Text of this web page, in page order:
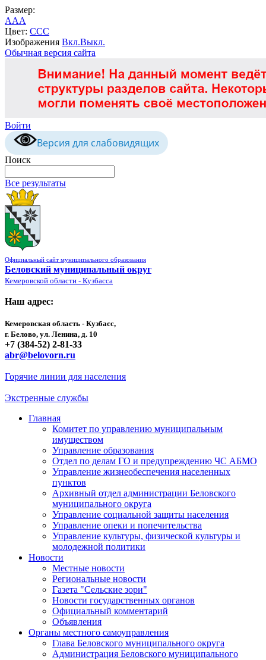
Размер:
AAA
Цвет: CCC
Изображения Вкл.Выкл.
Обычная версия сайта
Войти
Версия для слабовидящих
Поиск
Все результаты
Официальный сайт муниципального образования
Беловский муниципальный округ
Кемеровской области - Кузбасса
Наш адрес:
Кемеровская область - Кузбасс,
г. Белово, ул. Ленина, д. 10
+7 (384-52) 2-81-33
abr@belovorn.ru
Горячие линии для населения
Экстренные службы
Главная
Комитет по управлению муниципальным
имуществом
Управление образования
Отдел по делам ГО и предупреждению ЧС АБМО
Управление жизнеобеспечения населенных
пунктов
Архивный отдел администрации Беловского
муниципального округа
Управление социальной защиты населения
Управление опеки и попечительства
Управление культуры, физической культуры и
молодежной политики
Новости
Местные новости
Региональные новости
Газета "Сельские зори"
Новости государственных органов
Официальный комментарий
Объявления
Органы местного самоуправления
Глава Беловского муниципального округа
Администрация Беловского муниципального